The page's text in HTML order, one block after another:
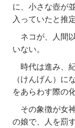
に、小さな壺が
入っていたと推
ネコが、人間
いない。
時代は進み、
（けんげん）に
をあらわす際の
その象徴が女
の娘で、人を罰